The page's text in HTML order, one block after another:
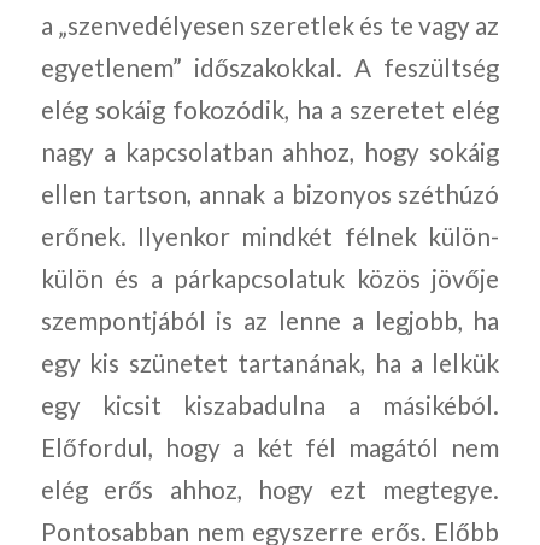
a „szenvedélyesen szeretlek és te vagy az
egyetlenem” időszakokkal. A feszültség
elég sokáig fokozódik, ha a szeretet elég
nagy a kapcsolatban ahhoz, hogy sokáig
ellen tartson, annak a bizonyos széthúzó
erőnek. Ilyenkor mindkét félnek külön-
külön és a párkapcsolatuk közös jövője
szempontjából is az lenne a legjobb, ha
egy kis szünetet tartanának, ha a lelkük
egy kicsit kiszabadulna a másikéból.
Előfordul, hogy a két fél magától nem
elég erős ahhoz, hogy ezt megtegye.
Pontosabban nem egyszerre erős. Előbb